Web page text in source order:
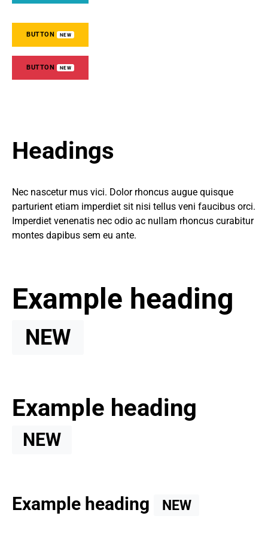
BUTTON NEW
BUTTON NEW
Headings
Nec nascetur mus vici. Dolor rhoncus augue quisque
parturient etiam imperdiet sit nisi tellus veni faucibus orci.
Imperdiet venenatis nec odio ac nullam rhoncus curabitur
montes dapibus sem eu ante.
Example heading
NEW
Example heading
NEW
Example heading NEW